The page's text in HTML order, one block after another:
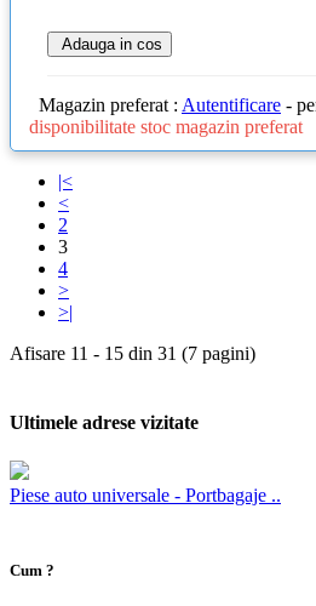
Adauga in cos
Magazin preferat : Autentificare -
disponibilitate stoc magazin preferat
|<
<
2
3
4
>
>|
Afisare 11 - 15 din 31 (7 pagini)
Ultimele adrese vizitate
Piese auto universale - Portbagaje ..
Cum ?